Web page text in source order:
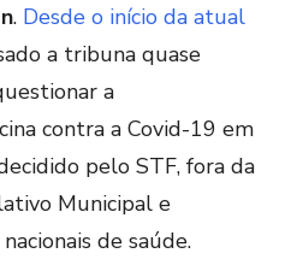
. Desde o início da atual
a tribuna quase
a
contra a Covid-19 em
pelo STF, fora da
Municipal e
de saúde.